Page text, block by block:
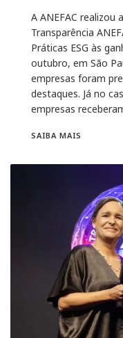
A ANEFAC realizou
Transparência
Práticas ESG às
outubro, em São
empresas foram
destaques. Já no
empresas
SAIBA MAIS